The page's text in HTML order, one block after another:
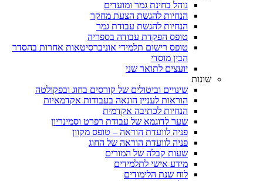
נוהל בחינת גמר ומועדים
הנחיות להגשת הצעת מחקר
הנחיות להגשת עבודת גמר
טופס הפקדת עבודה בספריה
טופס רישום תלמידי אוניברסיטאות אחרות בהסדר
הבין מוסדי
יועצים לתואר שני
שונות
שינויים וביטולים של קורסים בחוג ובפקולטה
הוראות לעניין הונאה בעבודות אקדמאיות
הנחיות לכתיבה אקדמית
שער לדוגמא של עבודת רפרט וסמינריון
פניה לוועדת הוראה – טופס מקוון
פניה לוועדת הוראה של החוג
שעות קבלה של המורים
מידע אישי לתלמידים
לוח שנת הלימודים